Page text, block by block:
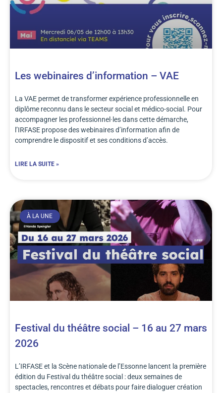
Les webinaires d’information – VAE
La VAE permet de transformer expérience professionnelle en
diplôme reconnu dans le secteur social et médico-social. Pour
accompagner les professionnel·les dans cette démarche,
l’IRFASE propose des webinaires d’information afin de
comprendre le dispositif et ses conditions d’accès.
LIRE LA SUITE »
À LA UNE
Festival du théâtre social – 16 au 27 mars
2026
L’IRFASE et la Scène nationale de l’Essonne lancent la première
édition du Festival du théâtre social : deux semaines de
spectacles, rencontres et débats pour faire dialoguer création